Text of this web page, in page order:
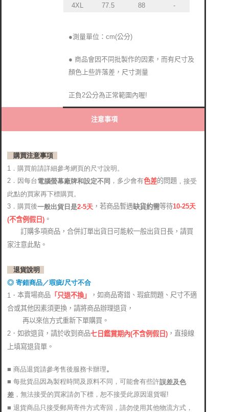
4XL
77.5 88 -
●測量單位：cm(公分)
● 商品會因不同批製作的因素，而有尺寸及
顏色上些許落差， 尺寸測量
正負2公分為正常範圍內喔!
注意事項
購買注意事項
1．購買前請詳細參考網頁的尺寸說明。
2．因每台電腦螢幕廠牌和設定不同 ，多少會有色差的問題 ，接受
此點的買家再下標購買。
3．購買後一般出貨日是2-5天 ，若商品暫遇缺貨約需等待10-25天
(不含例假日) 。
訂購多項商品，合併訂單出貨日可能較一般出貨日長，請買
家注意此點。
退貨說明
◎ 寄錯商品／瑕疵/尺寸不合
1． 本賣場商品 「只退不換」
，如商品寄錯、瑕疵問題、尺寸不適
合或其他因素須更換，請將商品辦理退貨，
再以來信方式重新下單購買。
2．如欲退貨，請於收到商品七日鑑賞期內(不含例假日) ，直接線
上填寫退貨單。
■ 商品退貨請參考售後服務卡辦理。
■ 每批貨品因為製程時間及原料不同，可能會有些許誤差及色
差 ，無法接受的買家請勿下標，恕不接受此原因退貨喔!
■ 退貨商品只接受郵局寄件方式寄回，請勿使用其他物流方式，